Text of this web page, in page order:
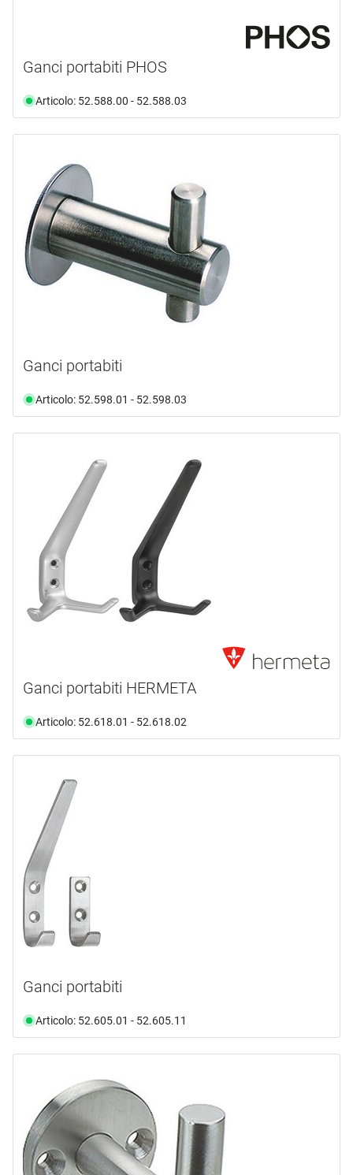
Ganci portabiti PHOS
Articolo: 52.588.00 - 52.588.03
Ganci portabiti
Articolo: 52.598.01 - 52.598.03
Ganci portabiti HERMETA
Articolo: 52.618.01 - 52.618.02
Ganci portabiti
Articolo: 52.605.01 - 52.605.11